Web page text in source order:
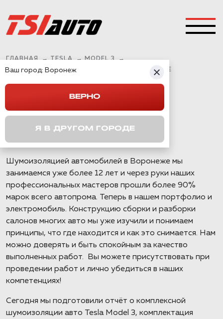
ГЛАВНАЯ → TESLA → MODEL 3 →
ШУМОИЗОЛЯЦИЯ TESLA MODEL 3 В ВОРОНЕЖЕ
Шумоизоляцией автомобилей в Воронеже мы
занимаемся уже более 12 лет и через руки наших
профессиональных мастеров прошли более 90%
марок всего автопрома. Теперь в нашем портфолио и
электромобиль. Конструкцию сборки и разборки
салонов многих авто мы уже изучили и понимаем
принципы, что где находится и как это снимается. Нам
можно доверять и быть спокойным за качество
выполненных работ. Вы можете присутствовать при
проведении работ и лично убедиться в наших
компетенциях!
Сегодня мы подготовили отчёт о комплексной
шумоизоляции авто Tesla Model 3, комплектация
Ваш город: Воронеж
ВЕРНО
Я В ДРУГОМ ГОРОДЕ